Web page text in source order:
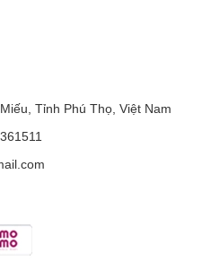
Tỉnh Phú Thọ, Việt Nam